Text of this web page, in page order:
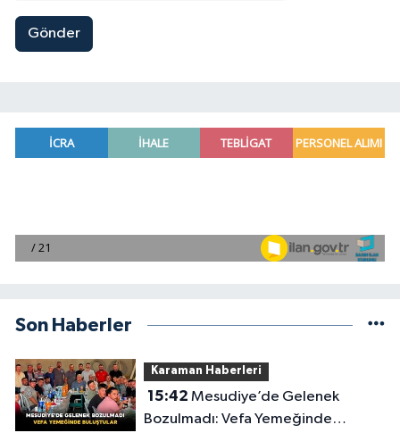
Gönder
Son Haberler
Karaman Haberleri
15:42
Bozulmadı: Vefa Yemeğinde